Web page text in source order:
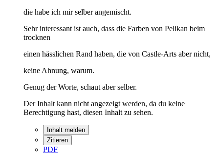
die habe ich mir selber angemischt.
Sehr interessant ist auch, dass die Farben von Pelikan beim
trocknen
einen hässlichen Rand haben, die von Castle-Arts aber nicht,
keine Ahnung, warum.
Genug der Worte, schaut aber selber.
Der Inhalt kann nicht angezeigt werden, da du keine
Berechtigung hast, diesen Inhalt zu sehen.
Inhalt melden
Zitieren
PDF